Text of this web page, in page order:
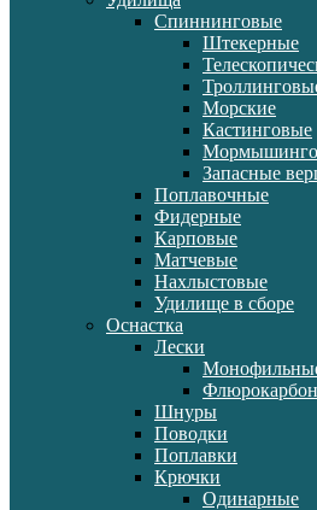
Спиннинговые
Штекерные
Морские
Кастинговые
Запасные
Поплавочные
Фидерные
Карповые
Матчевые
Нахлыстовые
Удилище в сборе
Оснастка
Лески
Шнуры
Поводки
Поплавки
Крючки
Одинарные